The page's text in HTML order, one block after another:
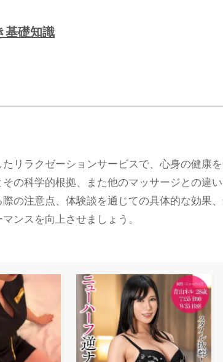
基礎知識
リラクゼーションサービスで、心身の健康
の科学的根拠、また他のマッサージとの違
の注意点、体験談を通じての具体的な効果
ンスを向上させましょう。